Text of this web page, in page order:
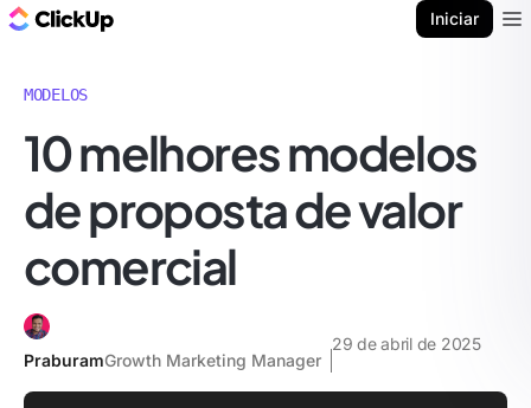
Iniciar
MODELOS
10 melhores modelos
de proposta de valor
comercial
PraburamGrowth Marketing Manager
29 de abril de 2025